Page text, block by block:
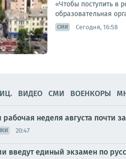
«Чтобы поступить в
образовательная
СМИ Сегодня, 16:58
ВИДЕО СМИ ВОЕНКОРЫ
неделя августа почти
20:47
введут единый экзамен по